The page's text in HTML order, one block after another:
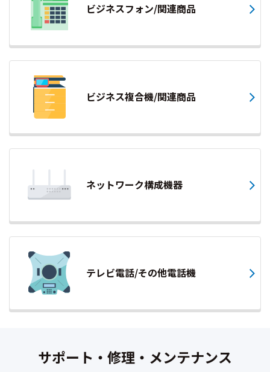
ビジネスフォン/関連商品
ビジネス複合機/関連商品
ネットワーク構成機器
テレビ電話/その他電話機
サポート・修理・メンテナンス